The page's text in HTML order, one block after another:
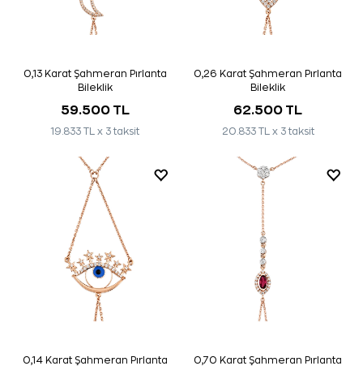
0,13 Karat Şahmeran Pırlanta
Bileklik
59.500 TL
19.833 TL x 3 taksit
0,26 Karat Şahmeran Pırlanta
Bileklik
62.500 TL
20.833 TL x 3 taksit
0,14 Karat Şahmeran Pırlanta
0,70 Karat Şahmeran Pırlanta